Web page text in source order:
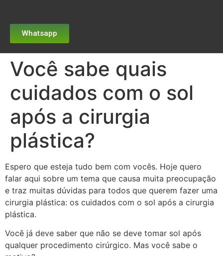
Whatsapp
Você sabe quais
cuidados com o sol
após a cirurgia
plástica?
Espero que esteja tudo bem com vocês. Hoje quero
falar aqui sobre um tema que causa muita preocupação
e traz muitas dúvidas para todos que querem fazer uma
cirurgia plástica: os cuidados com o sol após a cirurgia
plástica.
Você já deve saber que não se deve tomar sol após
qualquer procedimento cirúrgico. Mas você sabe o